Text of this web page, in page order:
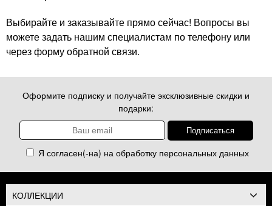
Выбирайте и заказывайте прямо сейчас! Вопросы вы
можете задать нашим специалистам по телефону или
через форму обратной связи.
Оформите подписку и получайте эксклюзивные скидки и
подарки:
Я согласен(-на) на обработку персональных данных
КОЛЛЕКЦИИ